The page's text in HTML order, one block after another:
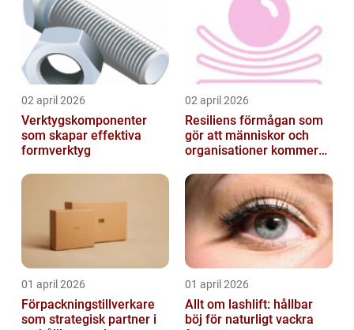
02 april 2026
Verktygskomponenter
som skapar effektiva
formverktyg
02 april 2026
Resiliens förmågan som
gör att människor och
organisationer kommer
01 april 2026
Förpackningstillverkare
som strategisk partner i
01 april 2026
Allt om lashlift: hållbar
böj för naturligt vackra